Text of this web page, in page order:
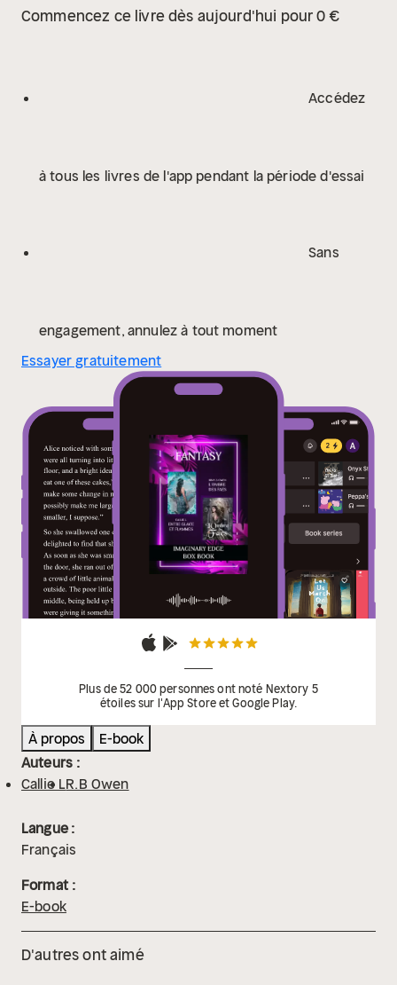
siens?
À PROPOS DE L'AUTEURE
D'origine cubaine,
Callie L vit dans le Sud-Ouest de la France depuis 15
la lecture et l'écriture
Ombre des Faes (The Shadow
sacrifiée aux Shadow Faes pour rembourser les
des conseillers impériaux est retrouvé assassiné. Dès
sombres secrets et le seul qui puisse l'aider pourrait
PROPOS DE L'AUTEURE Rina B. Owen est une auteure
qui réside à Bordeaux. Ayant grandi au milieu d'une
campagne peu animée, elle passait ses journées
entières à écrire pour se divertir. Ses romances
Fantasy servent autant à s'évader qu'à réfléchir, et
elle adore écrire des fins mitigées qui changent du
traditionnel "happy end". Lire et écrire lui ont toujours
permis de s'exprimer et d'explorer de nouveaux
horizons, tout en laissant son quotidien parfois lourd
derrière elle.
Commencez ce livre dès aujourd'hui pour 0 €
Accédez
à tous les livres de l'app pendant la période d'essai
Sans
engagement, annulez à tout moment
Essayer gratuitement
Plus de 52 000 personnes ont noté Nextory 5
étoiles sur l'App Store et Google Play.
À propos
E-book
Auteurs :
Callie LR.B Owen
Langue :
Français
Format :
E-book
D'autres ont aimé